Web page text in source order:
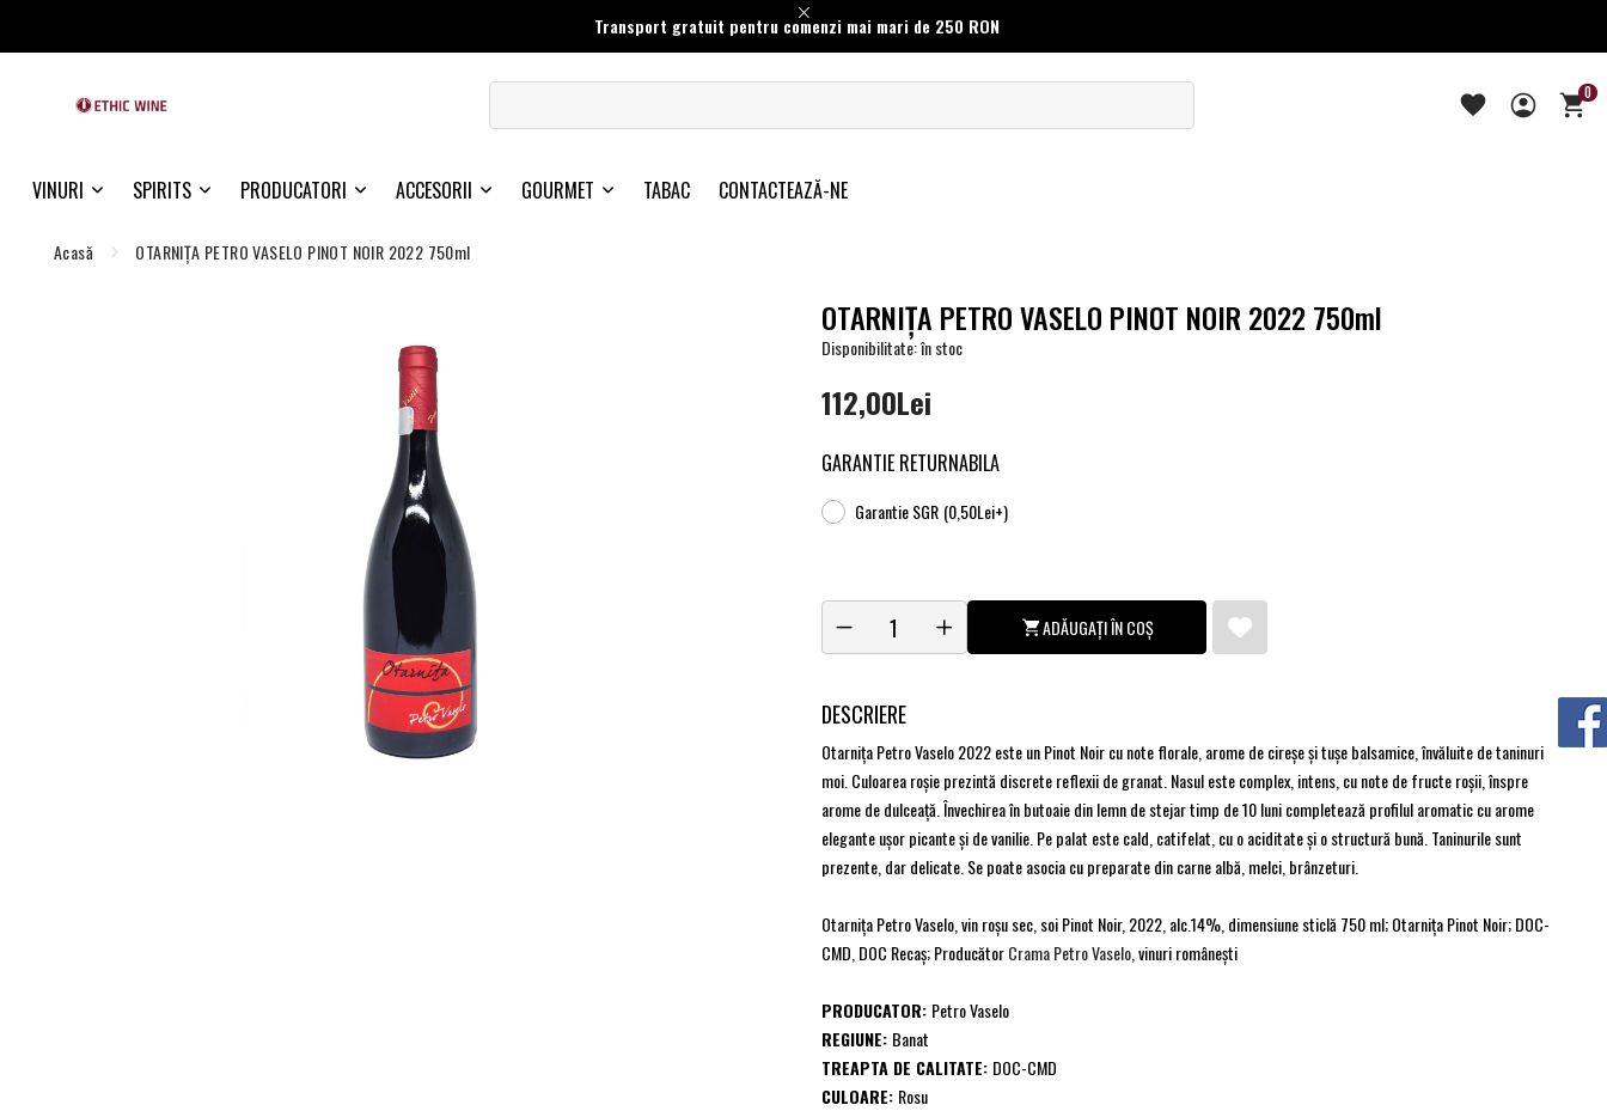
Transport gratuit pentru comenzi mai mari de 250 RON
0
VINURI SPIRITS PRODUCATORI ACCESORII GOURMET TABAC CONTACTEAZĂ-NE
Acasă OTARNIŢA PETRO VASELO PINOT NOIR 2022 750ml
OTARNIŢA PETRO VASELO PINOT NOIR 2022 750ml
Disponibilitate: în stoc
112,00Lei
GARANTIE RETURNABILA
Garantie SGR (0,50Lei+)
ADĂUGAȚI ÎN COȘ
DESCRIERE
Otarniţa Petro Vaselo 2022 este un Pinot Noir cu note florale, arome de cireșe şi tuşe balsamice, învăluite de taninuri
moi. Culoarea roșie prezintă discrete reflexii de granat. Nasul este complex, intens, cu note de fructe roșii, înspre
arome de dulceaţă. Învechirea în butoaie din lemn de stejar timp de 10 luni completează profilul aromatic cu arome
elegante ușor picante și de vanilie. Pe palat este cald, catifelat, cu o aciditate și o structură bună. Taninurile sunt
prezente, dar delicate. Se poate asocia cu preparate din carne albă, melci, brânzeturi.
Otarniţa Petro Vaselo, vin roşu sec, soi Pinot Noir, 2022, alc.14%, dimensiune sticlă 750 ml; Otarniţa Pinot Noir; DOC-
CMD, DOC Recaş; ProducătorCrama Petro Vaselo , vinuri româneşti
PRODUCATOR: Petro Vaselo
REGIUNE: Banat
TREAPTA DE CALITATE: DOC-CMD
CULOARE: Rosu